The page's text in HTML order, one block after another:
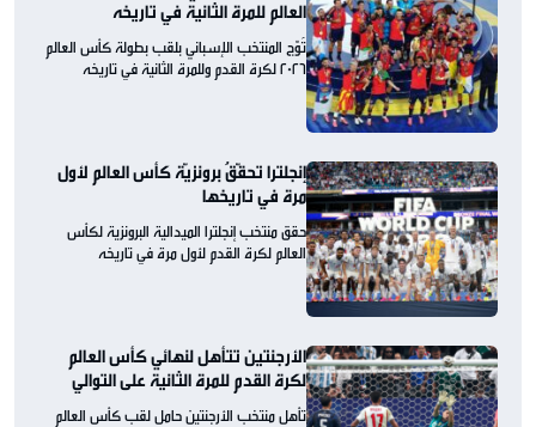
العالم للمرة الثانية في تاريخه
تُوّج المنتخب الإسباني بلقب بطولة كأس العالم
2026 لكرة القدم وللمرة الثانية في تاريخه
إنجلترا تحقّقُ برونزيّة كأس العالم لأول
مرة في تاريخها
حقق منتخب إنجلترا الميدالية البرونزية لكأس
العالم لكرة القدم لأول مرة في تاريخه
الأرجنتين تتأهل لنهائي كأس العالم
لكرة القدم للمرة الثانية على التوالي
تأهل منتخب الأرجنتين حامل لقب كأس العالم